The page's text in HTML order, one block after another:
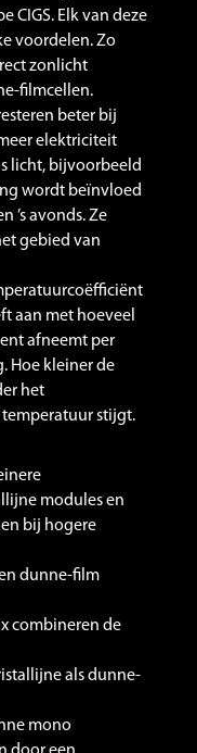
CIGS. Elk van deze
voordelen. Zo
zonlicht
filmcellen.
beter bij
elektriciteit
licht, bijvoorbeeld
wordt beïnvloed
’s avonds. Ze
gebied van
aan met hoeveel
afneemt per
Hoe kleiner de
het
stijgt.
modules en
bij hogere
dunne-film
combineren de
als dunne-
mono